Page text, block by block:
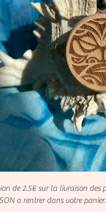
de 2.5€ sur la livraison des
a rentrer dans votre